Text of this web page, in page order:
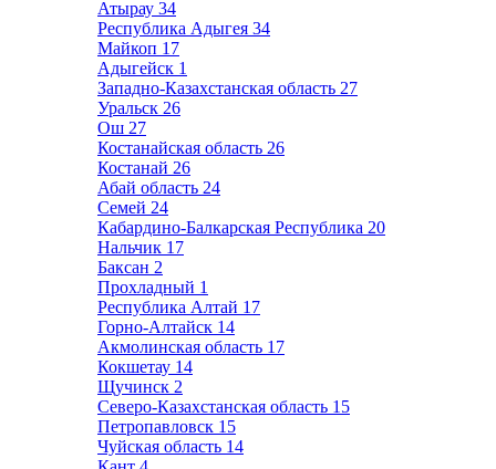
Атырау 34
Республика Адыгея 34
Майкоп 17
Адыгейск 1
Западно-Казахстанская область 27
Уральск 26
Ош 27
Костанайская область 26
Костанай 26
Абай область 24
Семей 24
Кабардино-Балкарская Республика 20
Нальчик 17
Баксан 2
Прохладный 1
Республика Алтай 17
Горно-Алтайск 14
Акмолинская область 17
Кокшетау 14
Щучинск 2
Северо-Казахстанская область 15
Петропавловск 15
Чуйская область 14